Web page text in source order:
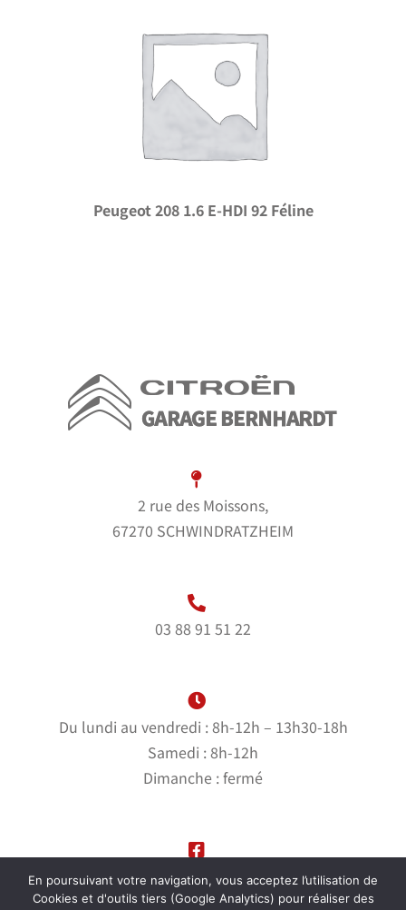
Peugeot 208 1.6 E-HDI 92 Féline
2 rue des Moissons,
67270 SCHWINDRATZHEIM
03 88 91 51 22
Du lundi au vendredi : 8h-12h – 13h30-18h
Samedi : 8h-12h
Dimanche : fermé
Suivez-nous sur notre page Facebook
En poursuivant votre navigation, vous acceptez l’utilisation de
Cookies et d'outils tiers (Google Analytics) pour réaliser des